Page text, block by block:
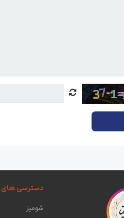
دسترسی های
شومیز